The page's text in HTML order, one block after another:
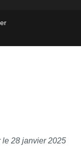
le 28 janvier 2025